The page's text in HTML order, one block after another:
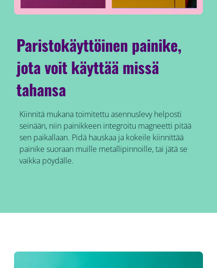
Paristokäyttöinen painike,
jota voit käyttää missä
tahansa
Kiinnitä mukana toimitettu asennuslevy helposti
seinään, niin painikkeen integroitu magneetti pitää
sen paikallaan. Pidä hauskaa ja kokeile kiinnittää
painike suoraan muille metallipinnoille, tai jätä se
vaikka pöydälle.